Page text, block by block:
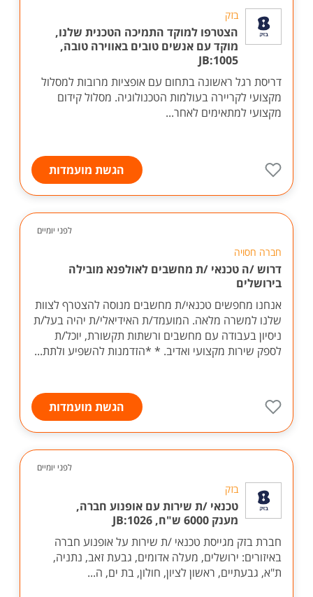
בזק
הצטרפו למוקד התמיכה הטכנית שלנו,
מוקד עם אנשים טובים באווירה טובה,
1005:JB
דריסת רגל ראשונה בתחום עם אופציות מרובות למסלול
מקצועי לקריירה בעולמות הטכנולוגיה. מסלול קידום
מקצועי למתאימים לאחר...
הגשת מועמדות
לפני יומיים
חברה חסויה
דרוש /ה טכנאי /ת מחשבים לאולפנא מובילה
בירושלים
אנחנו מחפשים טכנאי/ת מחשבים מנוסה להצטרף לצוות
שלנו למשרה מלאה. המועמד/ת האידיאלי/ת יהיה בעל/ת
ניסיון בעבודה עם מחשבים ורשתות תקשורת, יוכל/ת
לספק שירות מקצועי ואדיב. * *הזדמנות להשפיע ולתת...
הגשת מועמדות
לפני יומיים
בזק
טכנאי /ת שירות עם אופנוע חברה,
מענק 6000 ש"ח, JB:1026
חברת בזק מגייסת טכנאי /ת שירות על אופנוע חברה
באיזורים: ירושלים, מעלה אדומים, גבעת זאב, נתניה,
ת"א, גבעתיים, ראשון לציון, חולון, בת ים, ה...